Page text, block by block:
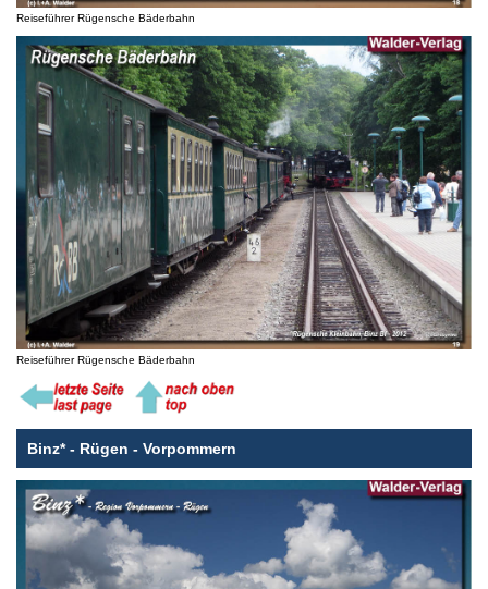
Reiseführer Rügensche Bäderbahn
Reiseführer Rügensche Bäderbahn
Binz* - Rügen - Vorpommern